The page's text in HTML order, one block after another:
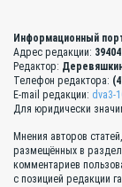
Информационный
Адрес редакции:
Редактор:
Телефон редактора:
E-mail редакции: dva3-
Для юридически
Мнения авторов
размещённых в
комментариев
с позицией редакции